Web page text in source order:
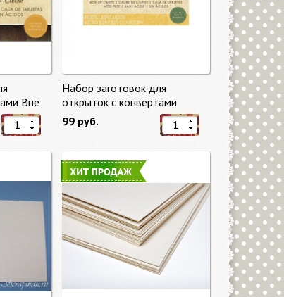
Вне
DCWV
Набор заготовок для
открыток с конвертами
Старый мир (Old World) от
DCWV
99 руб.